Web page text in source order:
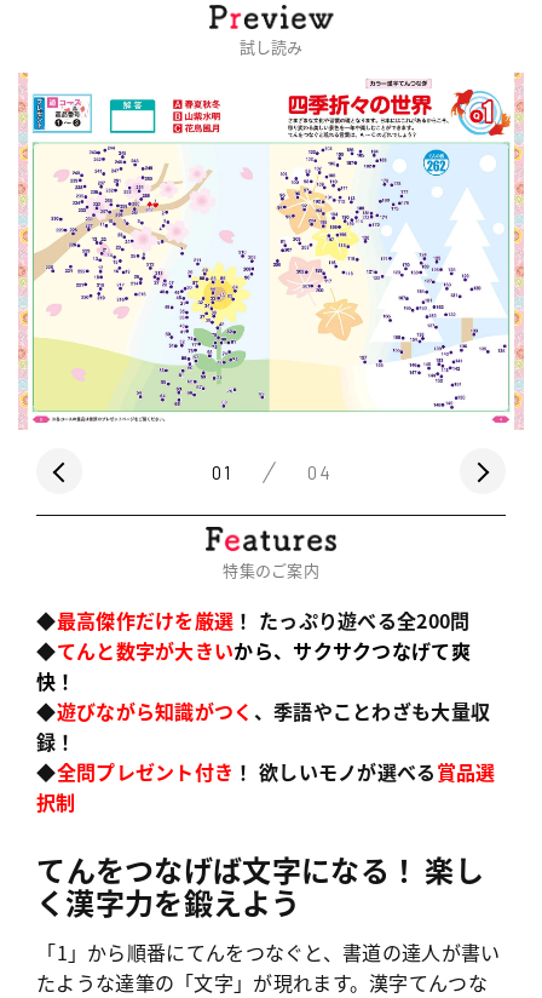
試し読み
01 04
特集のご案内
◆最高傑作だけを厳選 ！ たっぷり遊べる全200問
◆てんと数字が大きいから、サクサクつなげて爽
快！
◆遊びながら知識がつく 、季語やことわざも大量収
録！
◆全問プレゼント付き ！ 欲しいモノが選べる賞品選
択制
てんをつなげば文字になる！ 楽し
く漢字力を鍛えよう
「1」から順番にてんをつなぐと、書道の達人が書い
たような達筆の「文字」が現れます。漢字てんつな